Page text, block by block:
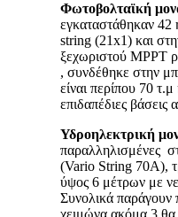
Φωτοβολταϊκή
εγκαταστάθηκαν 42
string (21x1) και
ξεχωριστού MPPT
, συνδέθηκε στην
είναι περίπου 70
επιδαπέδιες βάσεις
Υδροηλεκτρική
παραλληλισμένες
(Vario String 70A),
ύψος 6 μέτρων με
Συνολικά